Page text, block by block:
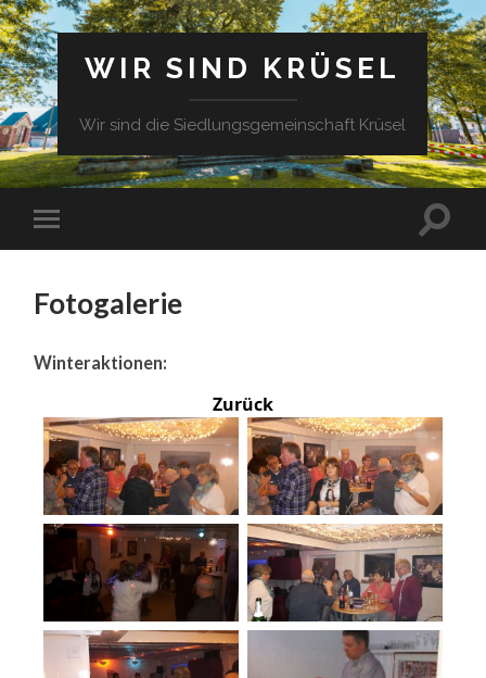
WIR SIND KRÜSEL
Wir sind die Siedlungsgemeinschaft Krüsel
Fotogalerie
Winteraktionen:
Zurück